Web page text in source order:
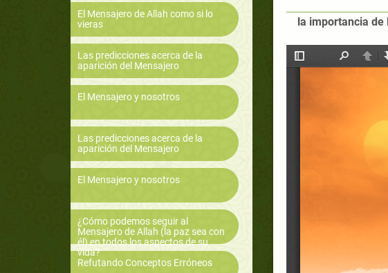
El Mensajero de Allah como si lo
vieras
Las predicciones acerca de la
aparición del Mensajero
El Mensajero y nosotros
Las predicciones acerca de la
aparición del Mensajero
El Mensajero y nosotros
¿Cómo podemos seguir al
Mensajero de Allah (la paz sea con
él) en todos los aspectos de su
vida?
Refutando Conceptos Erróneos
la importancia